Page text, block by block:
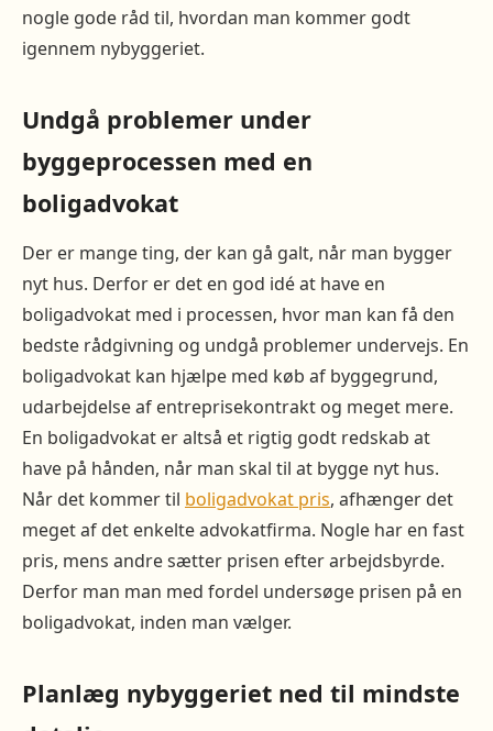
nogle gode råd til, hvordan man kommer godt
igennem nybyggeriet.
Undgå problemer under
byggeprocessen med en
boligadvokat
Der er mange ting, der kan gå galt, når man bygger
nyt hus. Derfor er det en god idé at have en
boligadvokat med i processen, hvor man kan få den
bedste rådgivning og undgå problemer undervejs. En
boligadvokat kan hjælpe med køb af byggegrund,
udarbejdelse af entreprisekontrakt og meget mere.
En boligadvokat er altså et rigtig godt redskab at
have på hånden, når man skal til at bygge nyt hus.
Når det kommer til boligadvokat pris, afhænger det
meget af det enkelte advokatfirma. Nogle har en fast
pris, mens andre sætter prisen efter arbejdsbyrde.
Derfor man man med fordel undersøge prisen på en
boligadvokat, inden man vælger.
Planlæg nybyggeriet ned til mindste